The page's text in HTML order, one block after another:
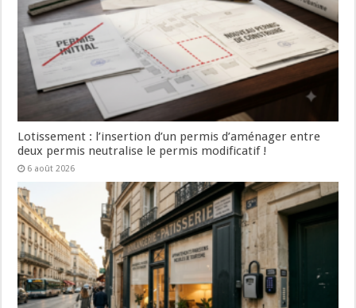
Lotissement : l’insertion d’un permis d’aménager entre
deux permis neutralise le permis modificatif !
6 août 2026